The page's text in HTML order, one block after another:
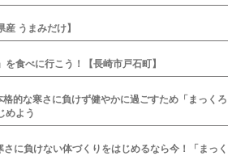
うまみだけ】
食べに行こう！【長崎市戸石町】
的な寒さに負けず健やかに過ごすため「まっくろ
めよう
に負けない体づくりをはじめるなら今！「まっく